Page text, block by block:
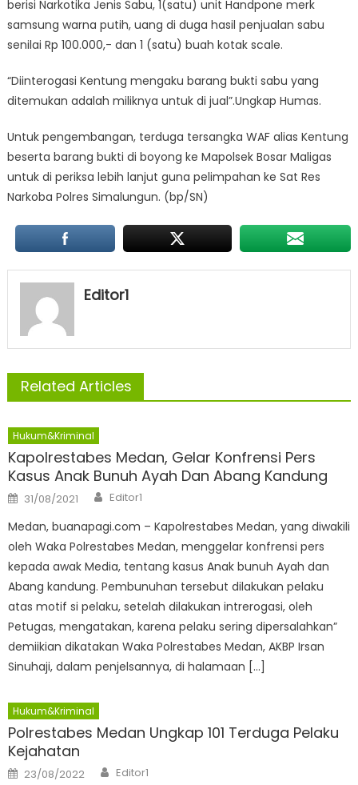
berisi Narkotika Jenis Sabu, 1(satu) unit Handpone merk
samsung warna putih, uang di duga hasil penjualan sabu
senilai Rp 100.000,- dan 1 (satu) buah kotak scale.
“Diinterogasi Kentung mengaku barang bukti sabu yang
ditemukan adalah miliknya untuk di jual”.Ungkap Humas.
Untuk pengembangan, terduga tersangka WAF alias Kentung
beserta barang bukti di boyong ke Mapolsek Bosar Maligas
untuk di periksa lebih lanjut guna pelimpahan ke Sat Res
Narkoba Polres Simalungun. (bp/SN)
Editor1
Related Articles
Hukum&Kriminal
Kapolrestabes Medan, Gelar Konfrensi Pers
Kasus Anak Bunuh Ayah Dan Abang Kandung
Posted
on
31/08/2021 Author
Editor1
Medan, buanapagi.com – Kapolrestabes Medan, yang diwakili
oleh Waka Polrestabes Medan, menggelar konfrensi pers
kepada awak Media, tentang kasus Anak bunuh Ayah dan
Abang kandung. Pembunuhan tersebut dilakukan pelaku
atas motif si pelaku, setelah dilakukan intrerogasi, oleh
Petugas, mengatakan, karena pelaku sering dipersalahkan”
demiikian dikatakan Waka Polrestabes Medan, AKBP Irsan
Sinuhaji, dalam penjelsannya, di halamaan […]
Hukum&Kriminal
Polrestabes Medan Ungkap 101 Terduga Pelaku
Kejahatan
Posted
on
23/08/2022 Author
Editor1